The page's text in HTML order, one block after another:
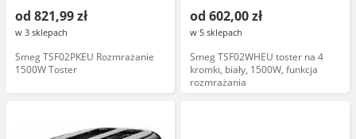
od 821,99 zł
w 3 sklepach
Smeg TSF02PKEU Rozmrażanie
1500W Toster
od 602,00 zł
w 5 sklepach
Smeg TSF02WHEU toster na 4
kromki, biały, 1500W, funkcja
rozmrażania